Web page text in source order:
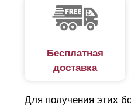
Бесплатная
доставка
Для получения этих